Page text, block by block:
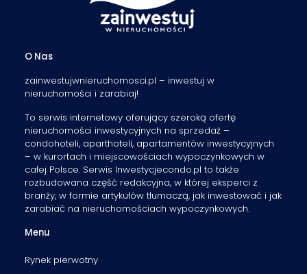
O Nas
zainwestujwnieruchomosci.pl – inwestuj w
nieruchomości i zarabiaj!
To serwis internetowy oferujący szeroką ofertę
nieruchomości inwestycyjnych na sprzedaż –
condohoteli, aparthoteli, apartamentów inwestycyjnych
– w kurortach i miejscowościach wypoczynkowych w
całej Polsce. Serwis Inwestycjecondo.pl to także
rozbudowana część redakcyjna, w której eksperci z
branży, w formie artykułów tłumaczą, jak inwestować i jak
zarabiać na nieruchomościach wypoczynkowych.
Menu
Rynek pierwotny